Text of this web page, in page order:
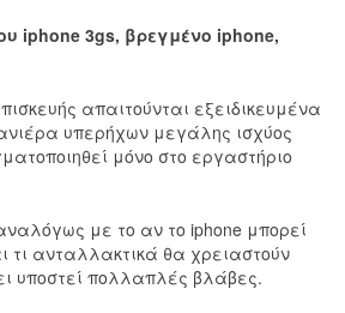
iphone 3gs, βρεγμένο iphone,
απαιτούνται εξειδικευμένα
υπερήχων μεγάλης ισχύος
μόνο στο εργαστήριο
με το αν το iphone μπορεί
τι ανταλλακτικά θα χρειαστούν
υποστεί πολλαπλές βλάβες.